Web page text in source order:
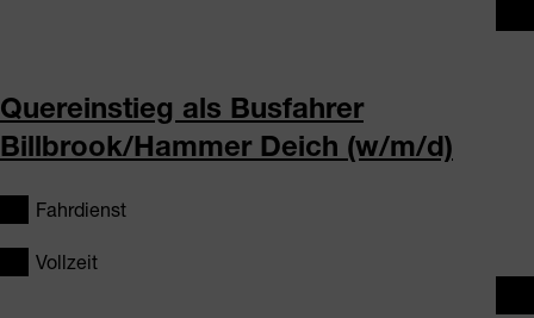
Quereinstieg als Busfahrer
Billbrook/Hammer Deich (w/m/d)
Fahrdienst
Vollzeit